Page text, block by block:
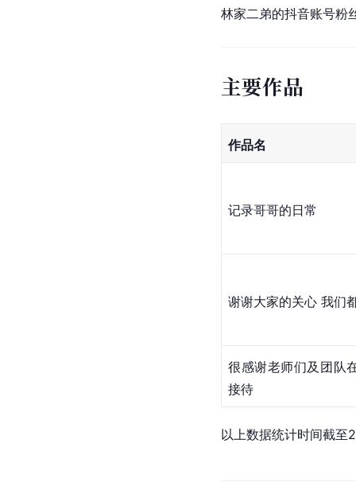
林家二弟的抖音账号粉
主要作品
作品名
记录哥哥的日常
谢谢大家的关心 我们
很感谢老师们及团队
接待
以上数据统计时间截至